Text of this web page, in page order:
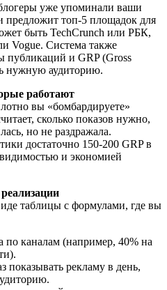
уже упоминали ваши
предложит топ-5 площадок для
быть TechCrunch или РБК,
Vogue. Система также
публикаций и GRP (Gross
нужную аудиторию.
работают
вы «бомбардируете»
сколько показов нужно,
но не раздражала.
достаточно 150-200 GRP в
и экономией
таблицы с формулами, где вы
по каналам (например, 40% на
показывать рекламу в день,